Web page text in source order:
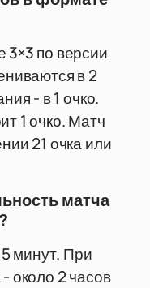
по версии
в 2
- в 1 очко.
1 очко. Матч
21 очка или
матча
минут. При
около 2 часов